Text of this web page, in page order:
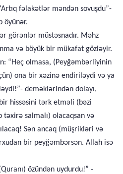
fəlakətlər məndən sovuşdu”-
öyünər.
görənlər müstəsnadır. Məhz
və böyük bir mükafat gözləyir.
“Heç olmasa, (Peyğəmbərliyinin
ona bir xəzinə endiriləydi və ya
deməklərindən dolayı,
hissəsini tərk etməli (bəzi
salmalı) olacaqsan və
Sən ancaq (müşrikləri və
bir peyğəmbərsən. Allah isə
özündən uydurdu!” -